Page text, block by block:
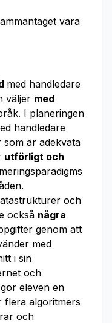
vara
med handledare
väljer med
I planeringen
handledare
är adekvata
utförligt och
och
också några
genom att
med
i sin
och
eleven en
flera algoritmers
och